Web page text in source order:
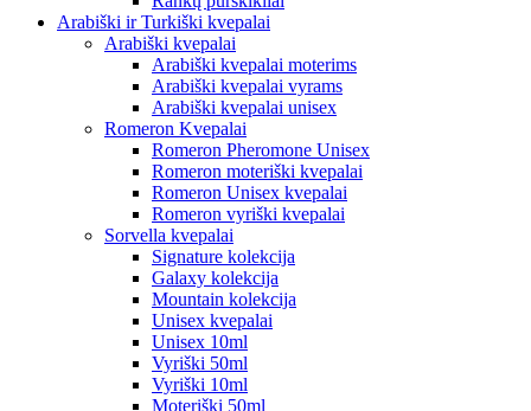
Arabiški ir Turkiški kvepalai
Arabiški kvepalai
Arabiški kvepalai moterims
Arabiški kvepalai vyrams
Arabiški kvepalai unisex
Romeron Kvepalai
Romeron Pheromone Unisex
Romeron moteriški kvepalai
Romeron Unisex kvepalai
Romeron vyriški kvepalai
Sorvella kvepalai
Signature kolekcija
Galaxy kolekcija
Mountain kolekcija
Unisex kvepalai
Unisex 10ml
Vyriški 50ml
Vyriški 10ml
Moteriški 50ml